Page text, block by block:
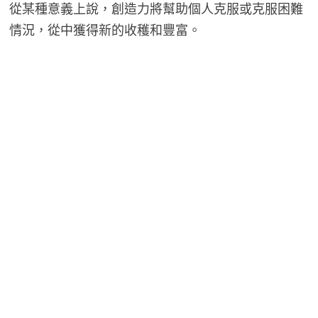
從某種意義上說，創造力將幫助個人克服或克服困難
情況，從中獲得新的收穫和豐富。